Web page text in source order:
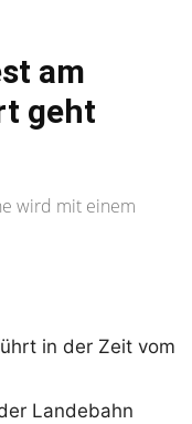
am
geht
wird mit einem
in der Zeit vom
Landebahn